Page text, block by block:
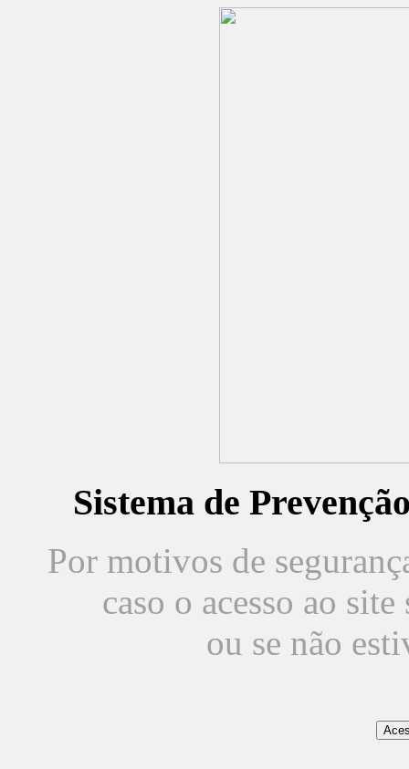
Sistema de
Por motivos de
caso o acesso ao
ou se não